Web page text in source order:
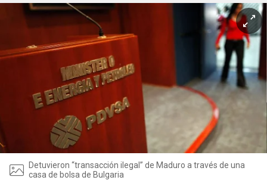
Detuvieron “transacción ilegal” de Maduro a través de una
casa de bolsa de Bulgaria